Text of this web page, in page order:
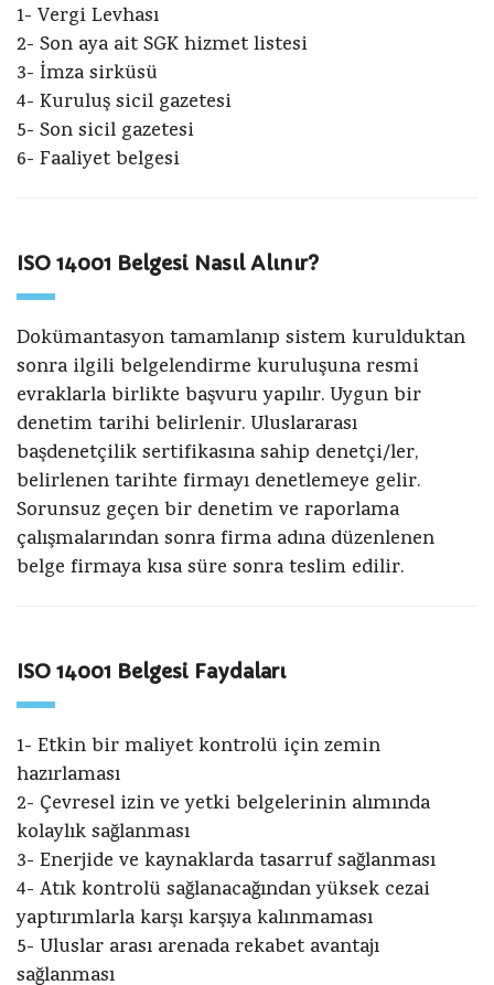
1- Vergi Levhası
2- Son aya ait SGK hizmet listesi
3- İmza sirküsü
4- Kuruluş sicil gazetesi
5- Son sicil gazetesi
6- Faaliyet belgesi
ISO 14001 Belgesi Nasıl Alınır?
Dokümantasyon tamamlanıp sistem kurulduktan
sonra ilgili belgelendirme kuruluşuna resmi
evraklarla birlikte başvuru yapılır. Uygun bir
denetim tarihi belirlenir. Uluslararası
başdenetçilik sertifikasına sahip denetçi/ler,
belirlenen tarihte firmayı denetlemeye gelir.
Sorunsuz geçen bir denetim ve raporlama
çalışmalarından sonra firma adına düzenlenen
belge firmaya kısa süre sonra teslim edilir.
ISO 14001 Belgesi Faydaları
1- Etkin bir maliyet kontrolü için zemin
hazırlaması
2- Çevresel izin ve yetki belgelerinin alımında
kolaylık sağlanması
3- Enerjide ve kaynaklarda tasarruf sağlanması
4- Atık kontrolü sağlanacağından yüksek cezai
yaptırımlarla karşı karşıya kalınmaması
5- Uluslar arası arenada rekabet avantajı
sağlanması